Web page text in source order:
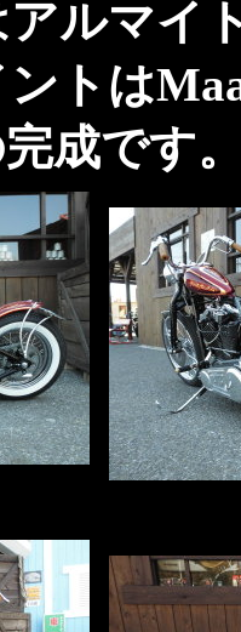
ルマイ
トは
成です